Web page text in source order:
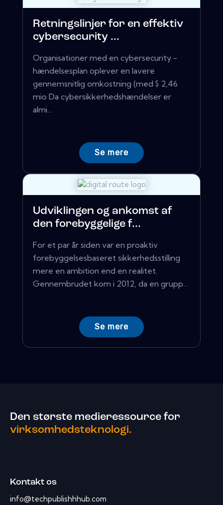
Retningslinjer for en effektiv
cybersecurity ...
Organisationer med en cybersecurity -
hændelsesplan oplever en lavere
gennemsnitlig omkostning (med $ 2,46
mio Da cybersikkerhedshændelser er
almi...
Se mere
Udviklingen og ankomst af
den forebyggelige f...
For et par år siden var en proaktiv
forebyggelsesbaseret sikkerhedsstilling
mere en ambition end en realitet.
Gennembrudet kom i 2012, da en grupp...
Se mere
Den største medieressource for
virksomhedsteknologi.
Kontakt os
info@techpublishhhub.com